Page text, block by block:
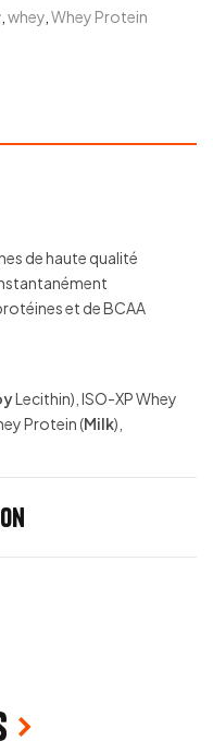
whey Whey Protein
de haute qualité
et de BCAA
Lecithin), ISO-XP Whey
Protein (Milk),